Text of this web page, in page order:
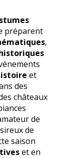
préparent
,
et
des
châteaux
de
de
saison
et en